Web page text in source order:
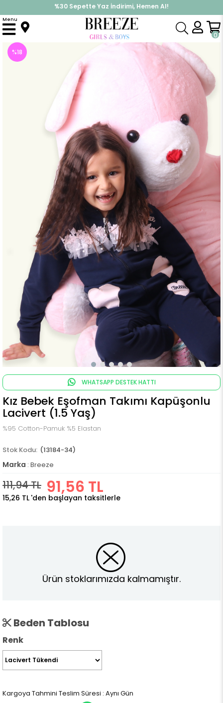
%30 Sepette Yaz İndirimi, Hemen Al!
İndirimlere ek %10 İndirimi Kap, Hemen Üye Ol!
0
Menu
Anasayfa Takımlar Eşofman Takım Kız Bebek Eşofman Takımı Kapüşonlu Lacivert (1.5 Yaş)
%18
WHATSAPP DESTEK HATTI
Kız Bebek Eşofman Takımı Kapüşonlu
Lacivert (1.5 Yaş)
%95 Cotton-Pamuk %5 Elastan
(13184-34)
Marka : Breeze
111,94 TL 91,56 TL
15,26 TL 'den başlayan taksitlerle
Ürün stoklarımızda kalmamıştır.
Beden Tablosu
Renk
Kargoya Tahmini Teslim Süresi : Aynı Gün